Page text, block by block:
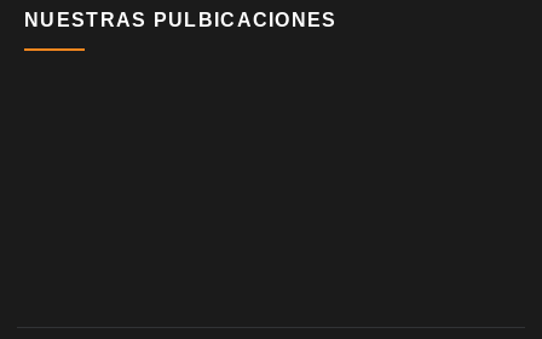
NUESTRAS PULBICACIONES